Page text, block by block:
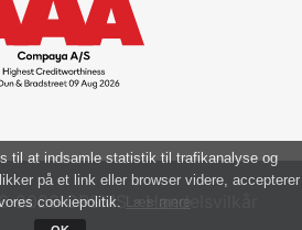
til at indsamle statistik til trafikanalyse og
på et link eller browser videre, accepterer
cookiepolitik.
Læs mere
2026 CPSMS - Handelsvilkår